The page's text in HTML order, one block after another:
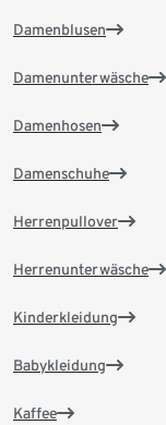
Damenblusen
Damenunterwäsche
Damenhosen
Damenschuhe
Herrenpullover
Herrenunterwäsche
Kinderkleidung
Babykleidung
Kaffee